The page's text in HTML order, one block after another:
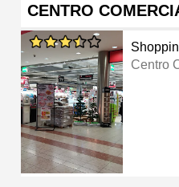
CENTRO
Centro